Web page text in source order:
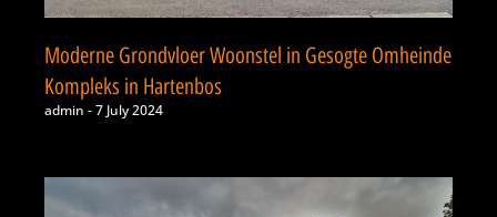
Moderne Grondvloer Woonstel in Gesogte Omheinde
Kompleks in Hartenbos
admin 7 July 2024